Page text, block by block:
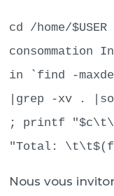
cd /home/
consommation
in `find -
|grep -xv .
; printf
"Total:
Nous vous